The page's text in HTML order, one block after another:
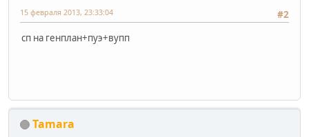
#2
15 февраля 2013, 23:33:04
сп на генплан+пуэ+вупп
Tamara